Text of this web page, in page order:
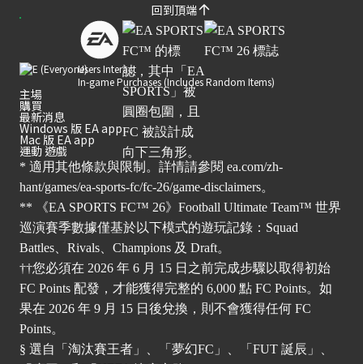
回到頂端
Users Interact
In-game Purchases (Includes Random Items)
主場
購買
最新消息
Windows 版 EA app
Mac 版 EA app
運動 遊戲
* 適用其他條款與限制。詳情請參閱 ea.com/zh-
hant/games/ea-sports-fc/fc-26/game-disclaimers。
** 《EA SPORTS FC™ 26》Football Ultimate Team™ 世界
巡演賽季數據僅基於以下模式的遊玩記錄：Squad
Battles、Rivals、Champions 及 Draft。
††您必須在 2026 年 6 月 15 日之前完成步驟以取得初始
FC Points 配發，才能獲得完整的 6,000 點 FC Points。如
果在 2026 年 9 月 15 日後兌換，則不會獲得任何 FC
Points。
§ 選自「淘汰賽王者」、「夢幻FC」、「FUT 誕辰」、